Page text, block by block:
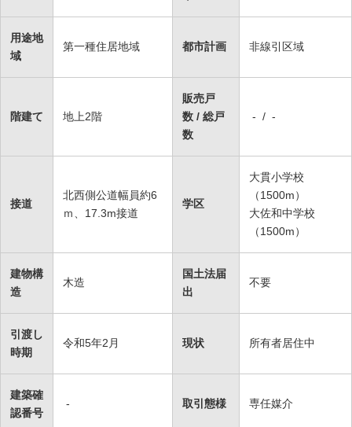
用途地
域
第一種住居地域 都市計画 非線引区域
階建て 地上2階
販売戸
数 / 総戸
数
- / -
接道
北西側公道幅員約6
ｍ、17.3m接道
学区
大貫小学校
（1500m）
大佐和中学校
（1500m）
建物構
造
木造
国土法届
出
不要
引渡し
時期
令和5年2月 現状 所有者居住中
建築確
認番号
- 取引態様 専任媒介